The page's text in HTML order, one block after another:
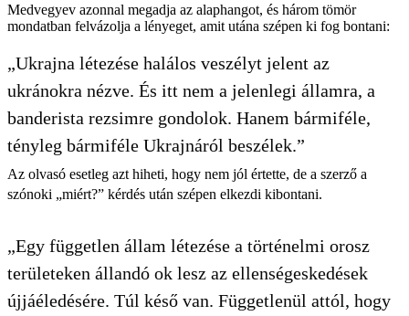
Medvegyev azonnal megadja az alaphangot, és három tömör
mondatban felvázolja a lényeget, amit utána szépen ki fog bontani:
„Ukrajna létezése halálos veszélyt jelent az
ukránokra nézve. És itt nem a jelenlegi államra, a
banderista rezsimre gondolok. Hanem bármiféle,
tényleg bármiféle Ukrajnáról beszélek.”
Az olvasó esetleg azt hiheti, hogy nem jól értette, de a szerző a
szónoki „miért?” kérdés után szépen elkezdi kibontani.
„Egy független állam létezése a történelmi orosz
területeken állandó ok lesz az ellenségeskedések
újjáéledésére. Túl késő van. Függetlenül attól, hogy